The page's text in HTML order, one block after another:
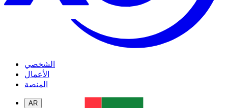
الشخصي
الأعمال
المنصة
AR